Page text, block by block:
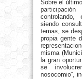
Sobre el
controlando,
siendo
temas, se
propia gente
misma
la gran
se
nosocomio”,